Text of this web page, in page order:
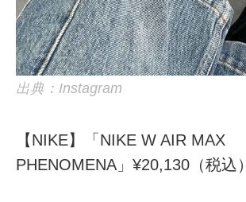
出典：Instagram
【NIKE】「NIKE W AIR MAX
PHENOMENA」¥20,130（税込）